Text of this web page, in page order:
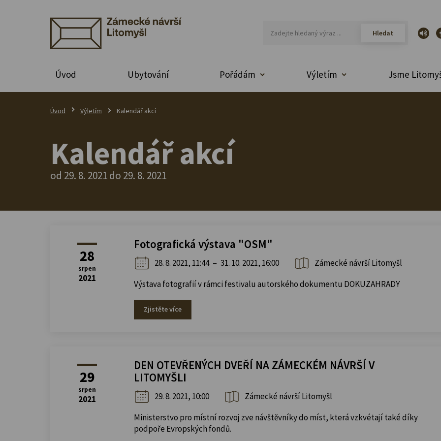
Úvod Ubytování Pořádám Výletím Jsme
Úvod Výletím Kalendář akcí
Kalendář akcí
od 29. 8. 2021 do 29. 8. 2021
28
srpen
2021
Fotografická výstava "OSM"
28. 8. 2021, 11:44 – 31. 10. 2021, 16:00
Zámecké návrší Litomyšl
Výstava fotografií v rámci festivalu autorského dokumentu DOKUZAHRADY
Zjistěte více
29
srpen
2021
DEN OTEVŘENÝCH DVEŘÍ NA ZÁMECKÉM NÁVRŠÍ V
LITOMYŠLI
29. 8. 2021, 10:00
Zámecké návrší Litomyšl
Ministerstvo pro místní rozvoj zve návštěvníky do míst, která vzkvétají také díky
podpoře Evropských fondů.